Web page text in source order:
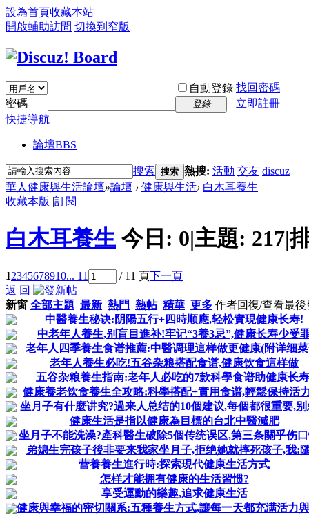
設為首頁收藏本站
開啟輔助訪問 切換到窄版
自動登錄 找回密碼
密碼
登錄
立即註冊
快捷導航
論壇BBS
搜索 搜索 熱搜: 活動 交友 discuz
華人健康與生活論壇»論壇 › 健康與生活› 白木耳養生
收藏本版 |訂閱
白木耳養生 今日: 0|主題: 217|
12345678910... 11 / 11 頁下一頁
返 回
新窗 全部主題 最新 熱門 熱帖 精華 更多 作者回復/查看最後
中醫養生秘诀:阴陽五行+四時顺應,轻松實現健康长寿!
中老年人養生,别盲目進补!牢记“3養3忌”,健康长寿少受
老年人四季養生食谱推薦:中醫调理這样做更健康(附详细
老年人養生必吃!五谷杂粮搭配食谱,健康饮食這样做
五谷杂粮養生指南:老年人必吃的7款科學食谱助健康长
健康養老饮食養生全攻略:科學搭配+實用食谱,輕鬆保持活
坐月子有什麼讲究?過来人总结的10個建议,每個都很重要,别
健康生活是指以健康為目標的台北中醫減肥
坐月子不能洗澡?產科醫生破除5個传统误区,第三条關乎伤
弟媳生完孩子後非要来我家坐月子,拒绝她就摔死孩子,我:
营養養生進行時:探索現代健康生活方式
怎样才能拥有健康的生活習惯?
享受運動的樂趣,追求健康生活
健康與幸福的密切關系:五種養生方式,讓每一天都充满活力